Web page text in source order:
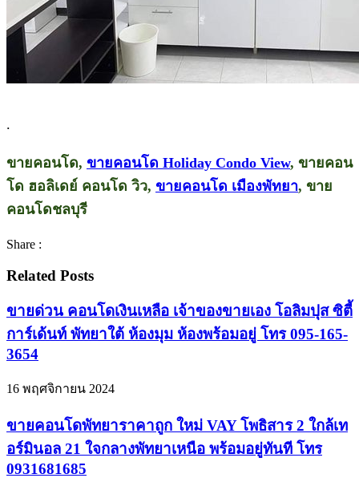
.
ขายคอนโด, ขายคอนโด Holiday Condo View, ขายคอน
โด ฮอลิเดย์ คอนโด วิว, ขายคอนโด เมืองพัทยา, ขาย
คอนโดชลบุรี
Share :
Related Posts
ขายด่วน คอนโดเงินเหลือ เจ้าของขายเอง โอลิมปุส ซิตี้
การ์เด้นท์ พัทยาใต้ ห้องมุม ห้องพร้อมอยู่ โทร 095-165-
3654
16 พฤศจิกายน 2024
ขายคอนโดพัทยาราคาถูก ใหม่ VAY โพธิสาร 2 ใกล้เท
อร์มินอล 21 ใจกลางพัทยาเหนือ พร้อมอยู่ทันที โทร
0931681685